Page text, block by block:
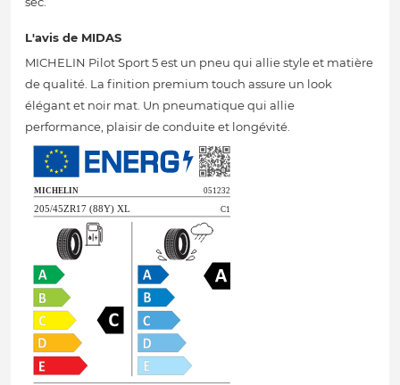
L'avis de MIDAS
MICHELIN Pilot Sport 5 est un pneu qui allie style et matière
de qualité. La finition premium touch assure un look
élégant et noir mat. Un pneumatique qui allie
performance, plaisir de conduite et longévité.